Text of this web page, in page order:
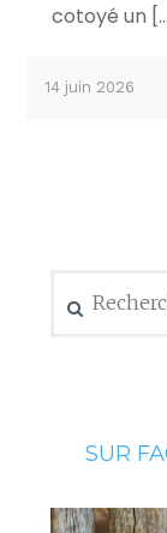
cotoyé un
14 juin 2026
SUR